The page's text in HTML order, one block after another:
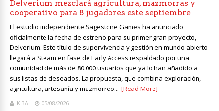
Delverium mezclará agricultura, mazmorras y
cooperativo para 8 jugadores este septiembre
El estudio independiente Sagestone Games ha anunciado
oficialmente la fecha de estreno para su primer gran proyecto,
Delverium. Este título de supervivencia y gestión en mundo abierto
llegará a Steam en fase de Early Access respaldado por una
comunidad de más de 80.000 usuarios que ya lo han añadido a
sus listas de deseados. La propuesta, que combina exploración,
agricultura, artesanía y mazmorreo... [Read More]
KIBA 05/08/2026